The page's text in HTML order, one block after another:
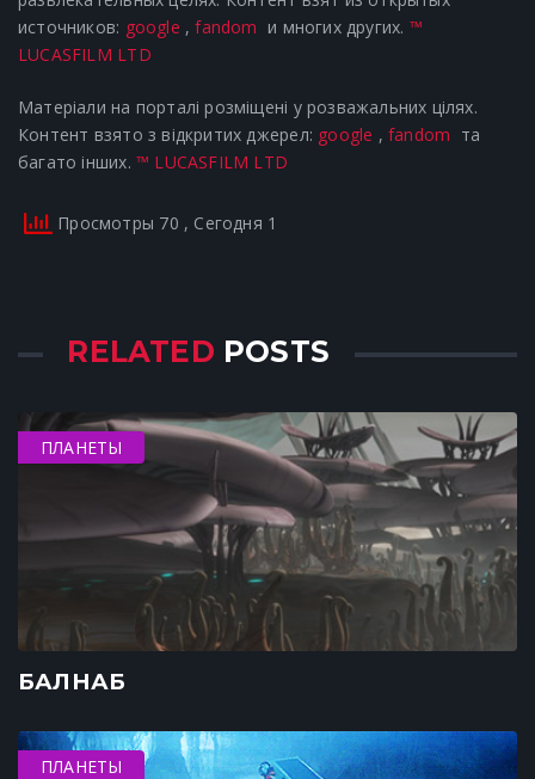
источников: google ,fandom и многих других. ™
LUCASFILM LTD
Матеріали на порталі розміщені у розважальних цілях.
Контент взято з відкритих джерел: google ,fandom та
багато інших. ™ LUCASFILM LTD
Просмотры 70 , Сегодня 1
RELATED POSTS
ПЛАНЕТЫ
БАЛНАБ
ПЛАНЕТЫ